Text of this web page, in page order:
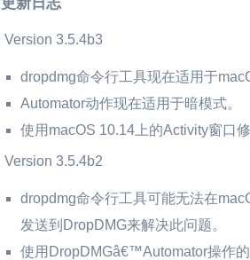
Version 3.5.4b3
dropdmg命令行工具现在适用于
Automator动作现在适用于暗模式。
使用macOS 10.14上的Activity窗口
Version 3.5.4b2
dropdmg命令行工具可能无法在
发送到DropDMG来解决此问题。
使用DropDMGâ€™Automator操作